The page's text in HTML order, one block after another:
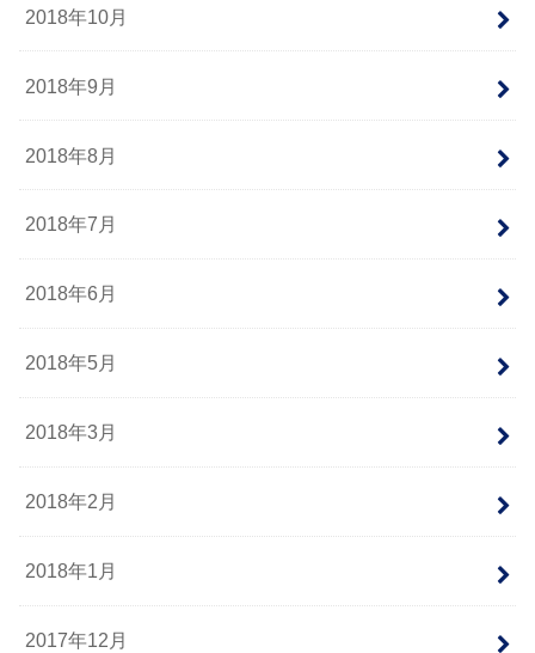
2018年10月
2018年9月
2018年8月
2018年7月
2018年6月
2018年5月
2018年3月
2018年2月
2018年1月
2017年12月